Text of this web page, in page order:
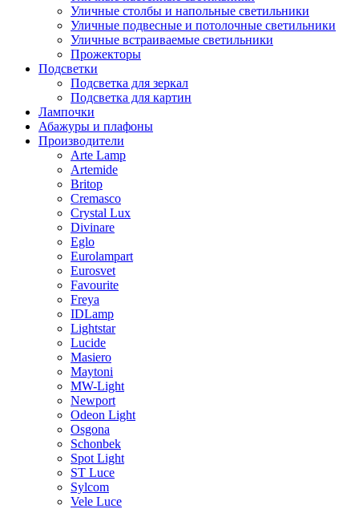
Уличные столбы и напольные светильники
Уличные подвесные и потолочные светильники
Уличные встраиваемые светильники
Прожекторы
Подсветки
Подсветка для зеркал
Подсветка для картин
Лампочки
Абажуры и плафоны
Производители
Arte Lamp
Artemide
Britop
Cremasco
Crystal Lux
Divinare
Eglo
Eurolampart
Eurosvet
Favourite
Freya
IDLamp
Lightstar
Lucide
Masiero
Maytoni
MW-Light
Newport
Odeon Light
Osgona
Schonbek
Spot Light
ST Luce
Sylcom
Vele Luce